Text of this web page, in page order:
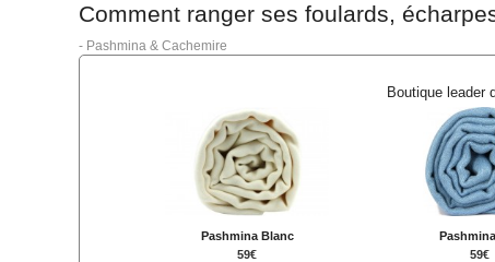
Comment ranger ses foulards,
- Pashmina & Cachemire
Boutique leader
Pashmina Blanc
59€
59€